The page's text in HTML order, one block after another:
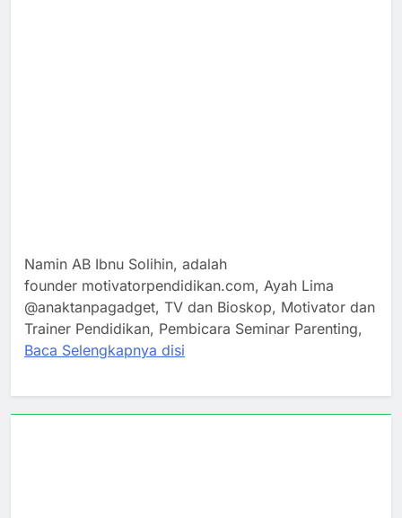
Namin AB Ibnu Solihin, adalah
founder motivatorpendidikan.com, Ayah Lima
@anaktanpagadget, TV dan Bioskop, Motivator dan
Trainer Pendidikan, Pembicara Seminar Parenting,
Baca Selengkapnya disi